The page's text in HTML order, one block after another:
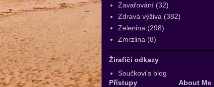
Zavařování (32)
Zdravá výživa (382)
Zelenina (298)
Zmrzlina (8)
Žirafičí odkazy
Součkovi's blog
Přístupy
About Me